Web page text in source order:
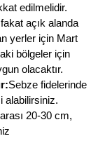
edilmelidir.
açık alanda
yerler için Mart
bölgeler için
olacaktır.
Sebze fidelerinde
alabilirsiniz.
20-30 cm,